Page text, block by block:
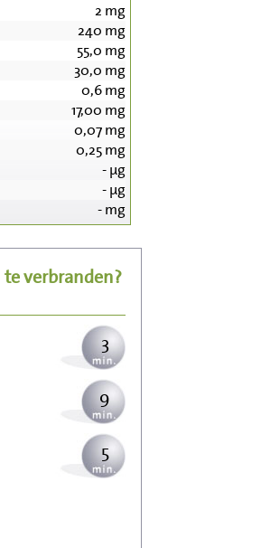
2 mg
240 mg
55,0 mg
30,0 mg
0,6mg
17,00 mg
0,07mg
0,25mg
-µg
-µg
-mg
te verbranden?
33
8
3
9
5